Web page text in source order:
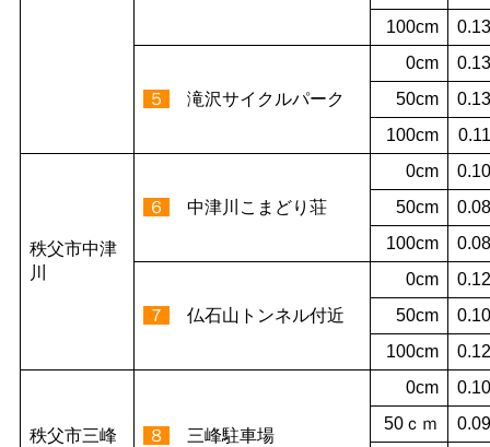
100cm
５ 滝沢サイクルパーク
0cm
50cm
100cm
秩父市中津
川
６ 中津川こまどり荘
0cm
50cm
100cm
７ 仏石山トンネル付近
0cm
50cm
100cm
秩父市三峰 ８ 三峰駐車場
0cm
50ｃｍ